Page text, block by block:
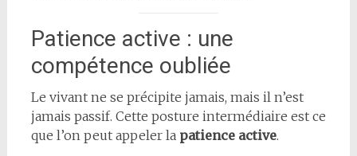
Patience active : une
compétence oubliée
Le vivant ne se précipite jamais, mais il n’est
jamais passif. Cette posture intermédiaire est ce
que l’on peut appeler la patience active.